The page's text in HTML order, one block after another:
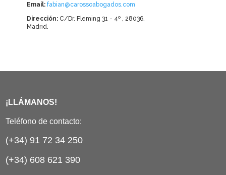
Email:fabian@carossoabogados.com
Dirección: C/Dr. Fleming 31 - 4º , 28036,
Madrid.
¡LLÁMANOS!
Teléfono de contacto:
(+34) 91 72 34 250
(+34) 608 621 390